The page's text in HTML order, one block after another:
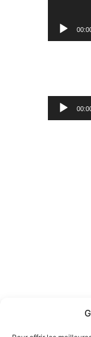
Lecteur